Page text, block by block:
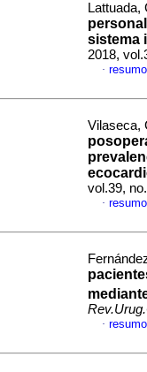
sistema
2018,
·
Vilaseca,
vol.39,
·
·